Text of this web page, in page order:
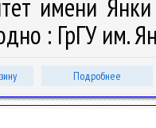
имени
: ГрГУ им.
Подробнее